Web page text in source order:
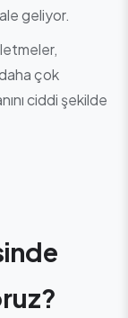
geliyor.
daha çok
ciddi şekilde